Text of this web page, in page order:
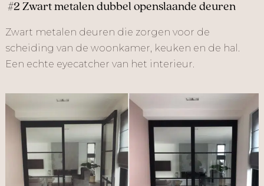
#2 Zwart metalen dubbel openslaande deuren
Zwart metalen deuren die zorgen voor de
scheiding van de woonkamer, keuken en de hal.
Een echte eyecatcher van het interieur.